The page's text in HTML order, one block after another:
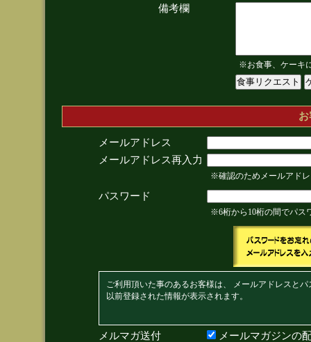
備考欄
※お食事、ケーキ
メールアドレス
メールアドレス再入力
※確認のためメールアド
パスワード
※6桁から10桁の間でパス
ご利用頂いた事のあるお客様は、 メールアドレスと
以前登録された情報が表示されます。
メルマガ送付 メールマガジンの